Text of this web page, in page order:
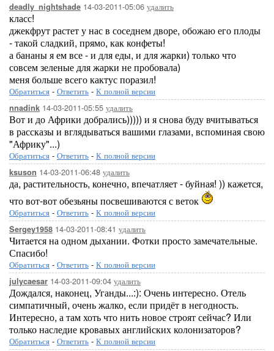
deadly_nightshade 14-03-2011-05:06 удалить
класс!
джекфрут растет у нас в соседнем дворе, обожаю его плоды
- такой сладкий, прямо, как конфеты!
а бананы я ем все - и для еды, и для жарки) только что
совсем зеленые для жарки не пробовала)
меня больше всего кактус поразил!
Обратиться - Ответить - К полной версии
nnadink 14-03-2011-05:55 удалить
Вот и до Африки добрались))))) и я снова буду вчитываться
в рассказы и вглядываться вашими глазами, вспоминая свою
"Африку"...)
Обратиться - Ответить - К полной версии
ksuson 14-03-2011-06:48 удалить
да, растительность, конечно, впечатляет - буйная! )) кажется,
что вот-вот обезьяны посвешиваются с веток
Обратиться - Ответить - К полной версии
Sergey1958 14-03-2011-08:41 удалить
Читается на одном дыхании. Фотки просто замечательные.
Спасибо!
Обратиться - Ответить - К полной версии
julycaesar 14-03-2011-09:04 удалить
Дождался, наконец, Уганды...:): Очень интересно. Отель
симпатичный, очень жалко, если придёт в негодность.
Интересно, а там хоть что нить новое строят сейчас? Или
только наследие кровавых английских колонизаторов?
Обратиться - Ответить - К полной версии